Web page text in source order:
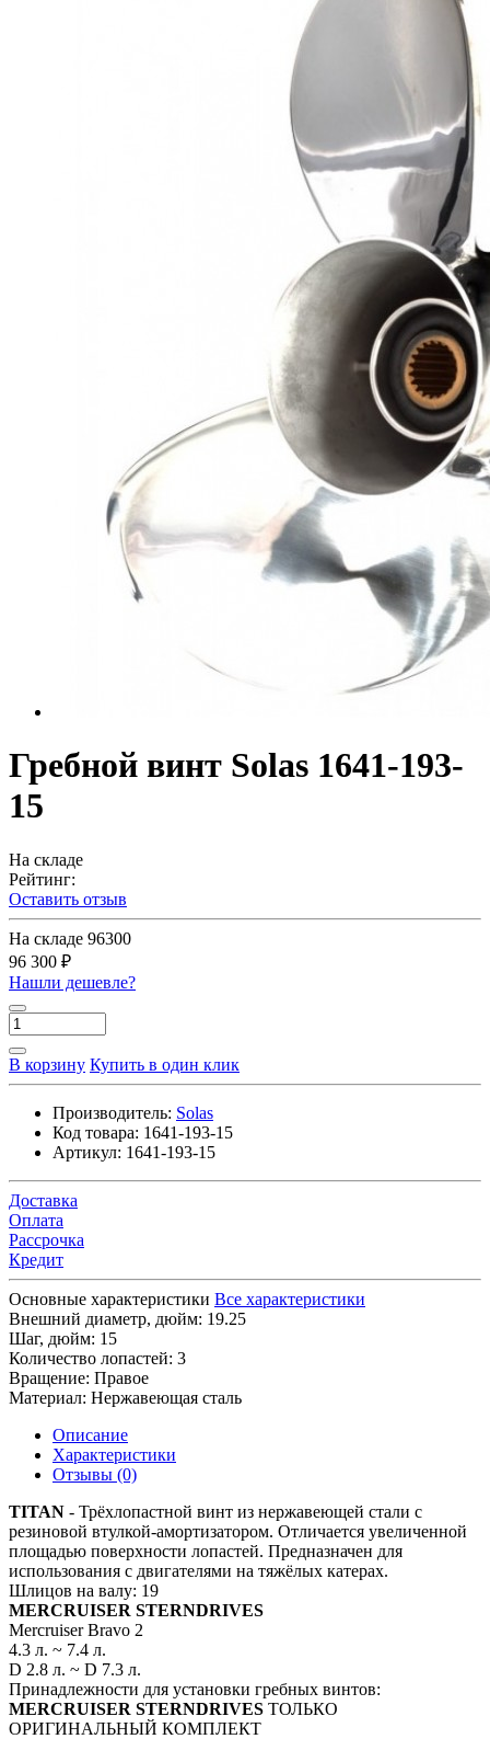
Гребной винт Solas 1641-193-
15
На складе
Рейтинг:
Оставить отзыв
На складе 96300
96 300 ₽
Нашли дешевле?
В корзину Купить в один клик
Производитель: Solas
Код товара: 1641-193-15
Артикул: 1641-193-15
Доставка
Оплата
Рассрочка
Кредит
Основные характеристики Все характеристики
Внешний диаметр, дюйм: 19.25
Шаг, дюйм: 15
Количество лопастей: 3
Вращение: Правое
Материал: Нержавеющая сталь
Описание
Характеристики
Отзывы (0)
TITAN - Трёхлопастной винт из нержавеющей стали с
резиновой втулкой-амортизатором. Отличается увеличенной
площадью поверхности лопастей. Предназначен для
использования с двигателями на тяжёлых катерах.
Шлицов на валу: 19
MERCRUISER STERNDRIVES
Mercruiser Bravo 2
4.3 л. ~ 7.4 л.
D 2.8 л. ~ D 7.3 л.
Принадлежности для установки гребных винтов:
MERCRUISER STERNDRIVES ТОЛЬКО
ОРИГИНАЛЬНЫЙ КОМПЛЕКТ